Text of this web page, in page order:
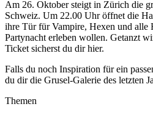
Am 26. Oktober steigt in Zürich die
Schweiz. Um 22.00 Uhr öffnet die
ihre Tür für Vampire, Hexen und alle
Partynacht erleben wollen. Getanzt
Ticket sicherst du dir hier.
Falls du noch Inspiration für ein
du dir die Grusel-Galerie des letzten
Themen